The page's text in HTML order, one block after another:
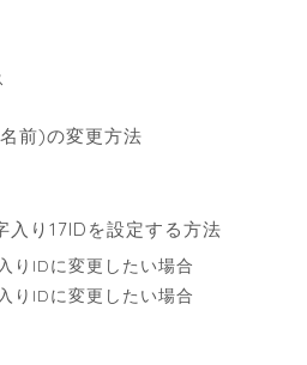
前)の変更方法
り17IDを設定する方法
りIDに変更したい場合
りIDに変更したい場合